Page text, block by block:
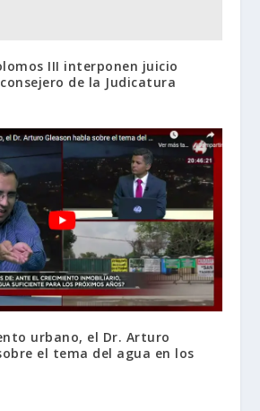
III interponen juicio
de la Judicatura
urbano, el Dr. Arturo
el tema del agua en los